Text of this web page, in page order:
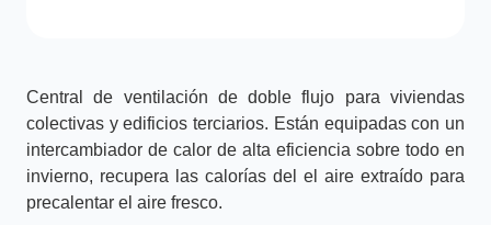
Central de ventilación de doble flujo para viviendas
colectivas y edificios terciarios. Están equipadas con un
intercambiador de calor de alta eficiencia sobre todo en
invierno, recupera las calorías del el aire extraído para
precalentar el aire fresco.